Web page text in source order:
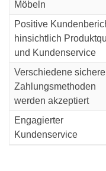
Möbeln
Positive
hinsichtlich
und Kundenservice
Verschiedene sichere
Zahlungsmethoden
werden akzeptiert
Engagierter
Kundenservice